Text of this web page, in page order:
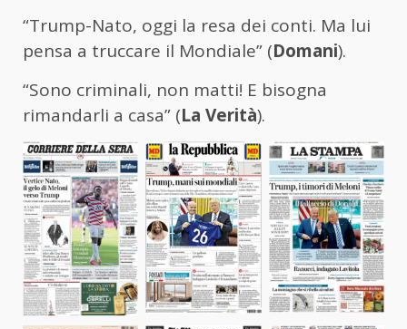
“Trump-Nato, oggi la resa dei conti. Ma lui
pensa a truccare il Mondiale” (Domani).
“Sono criminali, non matti! E bisogna
rimandarli a casa” (La Verità).